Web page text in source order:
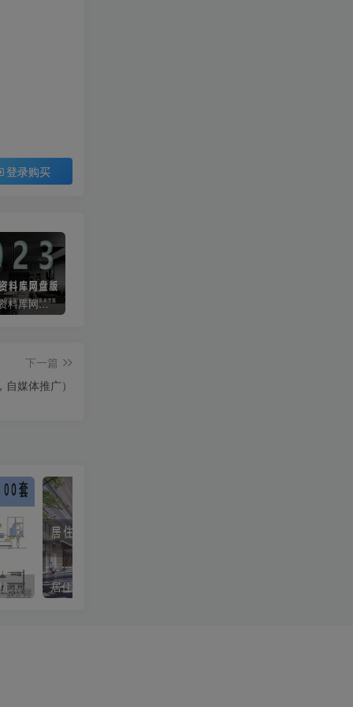
登录购买
2023拓者资料库网盘版800GB | CAD施工图+3D模型+户型方案+高清图集等
下一篇
媒体推广）
装修知识大全100套装修闭坑指南图集（可用于朋友圈，自媒体推广）